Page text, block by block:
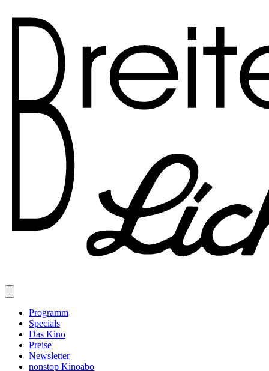
Programm
Specials
Das Kino
Preise
Newsletter
nonstop Kinoabo